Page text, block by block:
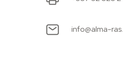
info@alma-